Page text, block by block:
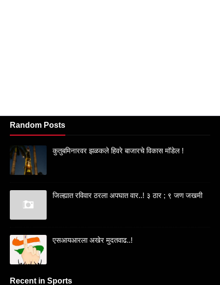
Random Posts
कुतुबमिनारवर झळकले हिवरे बाजारचे विकास मॉडेल !
जिल्ह्यात रविवार ठरला अपघात वार..! ३ ठार ; ९ जण जखमी
एसआयआरला अखेर मुदतवाढ..!
Recent in Sports